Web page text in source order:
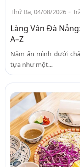
Thứ Ba, 04/08/2026 -
Làng Vân Đà
A–Z
Nằm ẩn mình dưới
tựa như một...